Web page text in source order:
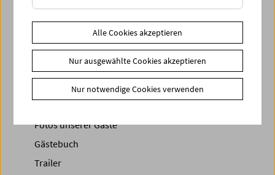
News Archiv
Fotos unserer Gäste
Gästebuch
Trailer
Alle Cookies akzeptieren
Nur ausgewählte Cookies akzeptieren
Nur notwendige Cookies verwenden